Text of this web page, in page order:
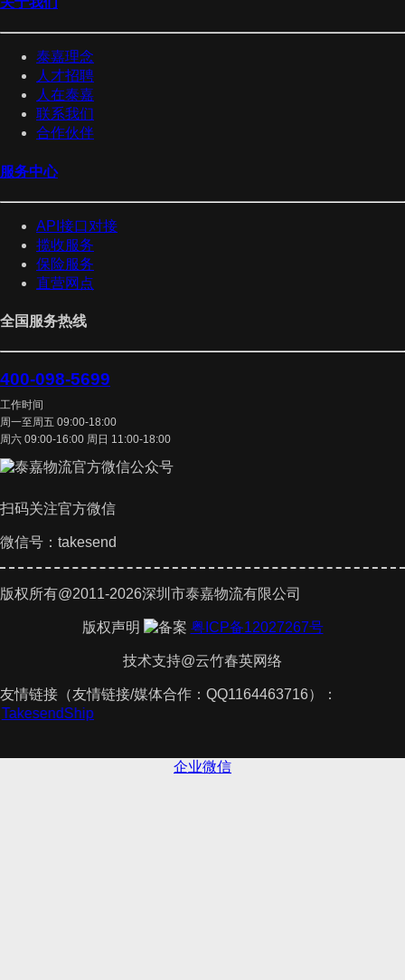
泰嘉理念
人才招聘
人在泰嘉
联系我们
合作伙伴
服务中心
API接口对接
揽收服务
保险服务
直营网点
全国服务热线
400-098-5699
工作时间
周一至周五 09:00-18:00
周六 09:00-16:00 周日 11:00-18:00
扫码关注官方微信
微信号：takesend
版权所有@2011-2026深圳市泰嘉物流有限公司
版权声明 粤ICP备12027267号
技术支持@云竹春英网络
友情链接（友情链接/媒体合作：QQ1164463716）：
TakesendShip
企业微信